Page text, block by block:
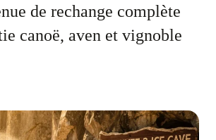
de rechange complète
canoë, aven et vignoble